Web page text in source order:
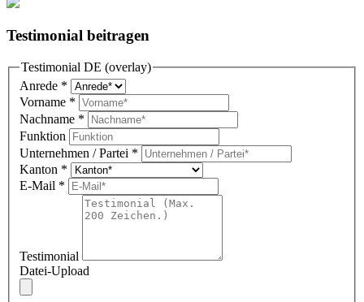
Testimonial beitragen
Testimonial DE (overlay)
Anrede *
Vorname *
Nachname *
Funktion
Unternehmen / Partei *
Kanton *
E-Mail *
Testimonial
Datei-Upload